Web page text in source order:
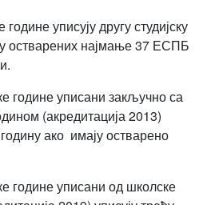
уписују другу студијску
остварених најмање 37 ЕСПБ
године уписани закључно са
(акредитација 2013)
годину ако имају остварено
године уписани од школске